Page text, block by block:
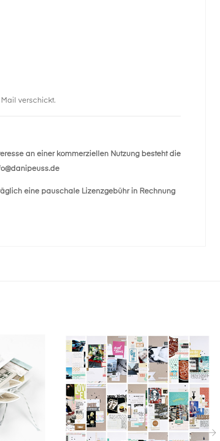
verschickt.
an einer kommerziellen Nutzung besteht die
eine pauschale Lizenzgebühr in Rechnung